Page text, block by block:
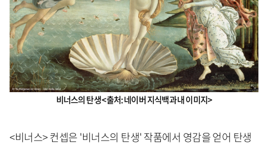
비너스의 탄생 <출처: 네이버 지식백과 내 이미지>
<비너스> 컨셉은 '비너스의 탄생' 작품에서 영감을 얻어 탄생